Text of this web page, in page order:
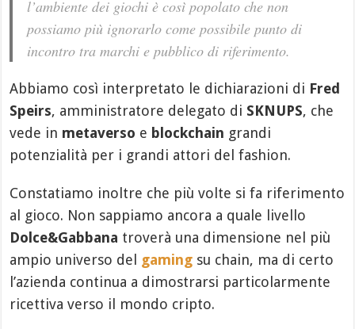
l’ambiente dei giochi è così popolato che non
possiamo più ignorarlo come possibile punto di
incontro tra marchi e pubblico di riferimento.
Abbiamo così interpretato le dichiarazioni di Fred
Speirs, amministratore delegato di SKNUPS, che
vede in metaverso e blockchain grandi
potenzialità per i grandi attori del fashion.
Constatiamo inoltre che più volte si fa riferimento
al gioco. Non sappiamo ancora a quale livello
Dolce&Gabbana troverà una dimensione nel più
ampio universo del gaming su chain, ma di certo
l’azienda continua a dimostrarsi particolarmente
ricettiva verso il mondo cripto.